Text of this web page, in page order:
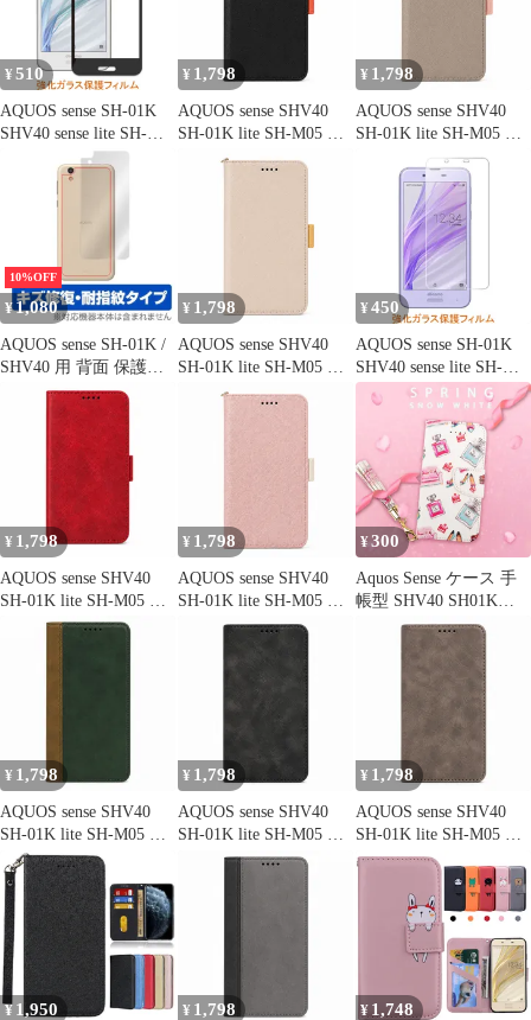
ケース カバー TPU ク
リア ケース 透明 無地
シンプル
¥ 510
AQUOS sense SH-01K
SHV40 sense lite SH-
M05 sense basic 702SH
Android One S3 S3-SH
9H 0.26mm 枠黒色 強化
ガラス 液晶保護フィル
¥ 1,798
AQUOS sense SHV40
SH-01K lite SH-M05 ケ
ース カバー 手帳型 ツ
ートン SH-01Kケース
SH-01Kカバー SHV40
ケース SHV40カバー
¥ 1,798
AQUOS sense SHV40
SH-01K lite SH-M05 ケ
ース カバー 手帳型 ツ
ートン SH-01Kケース
SH-01Kカバー SHV40
ケース SHV40カバー
"q-3m-27
10%OFF
¥1,080
AQUOS sense SH-01K /
SHV40 用 背面 保護フ
ィルム OverLay Magic
01K / SHV40 背面用保
護シート 液晶 保護 防
¥ 1,798
AQUOS sense SHV40
SH-01K lite SH-M05 ケ
ース カバー 手帳型 ツ
ートン SH-01Kケース
SH-01Kカバー SHV40
ケース SHV40カバー
¥ 450
AQUOS sense SH-01K
SHV40 sense lite SH-
M05 sense basic 702SH
Android One S3 S3-SH
9H 0.3mm 強化ガラス
液晶保護フィルム 2.5D
K418
¥ 1,798
AQUOS sense SHV40
SH-01K lite SH-M05 ケ
ース カバー 手帳型 レ
ザー調 SH-01Kケース
¥ 1,798
AQUOS sense SHV40
SH-01K lite SH-M05 ケ
ース カバー 手帳型 ツ
ートン SH-01Kケース
SH-01Kカバー SHV40
ケース SHV40カバー
"q-2m-27
¥300
Aquos Sense ケース 手
帳型 SHV40 SH01K
702SH sensebasic
Androidone S3 おしゃれ
コスメ柄 白 ホワイト
かわいい レザー 革 カ
バー スマホケース 鏡
送料無料 安い
¥ 1,798
AQUOS sense SHV40
SH-01K lite SH-M05 ケ
ース カバー 手帳型 ツ
ートン SH-01Kケース
SH-01Kカバー SHV40
ケース SHV40カバー
"q-5m-6
¥ 1,798
AQUOS sense SHV40
SH-01K lite SH-M05 ケ
ース カバー 手帳型 ベ
ルトなし SH-01Kケー
¥ 1,798
AQUOS sense SHV40
SH-01K lite SH-M05 ケ
ース カバー 手帳型 ベ
ルトなし SH-01Kケー
ス SH-01Kカバー
SHV40ケース SHV40カ
バー "q-4m-21
¥ 1,950 ¥ 1,798 ¥ 1,748